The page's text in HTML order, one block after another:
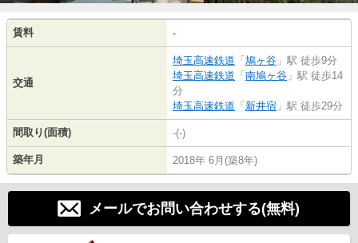
賃料 -
交通
埼玉高速鉄道 「 鳩ヶ谷 」駅 徒歩9分
埼玉高速鉄道 「 南鳩ヶ谷 」駅 徒歩14
分
埼玉高速鉄道 「 新井宿 」駅 徒歩29分
間取り(面積) -(-)
築年月 2018年 6月(築8年)
メールでお問い合わせする(無料)